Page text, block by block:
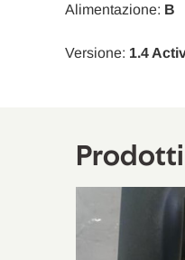
Versione: 1.4
Alimentazione: B